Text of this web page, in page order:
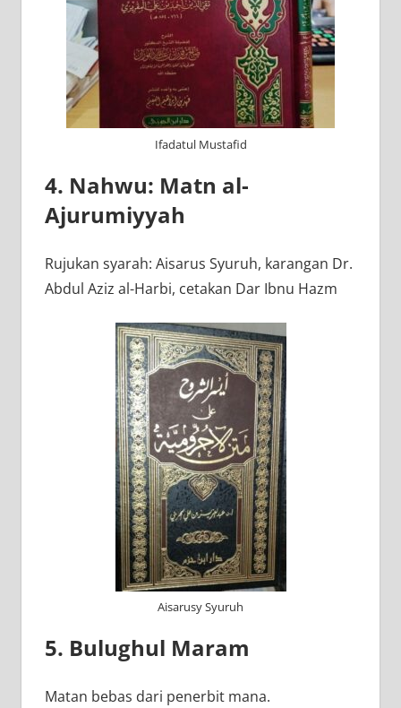
Ifadatul Mustafid
4. Nahwu: Matn al-
Ajurumiyyah
Rujukan syarah: Aisarus Syuruh, karangan Dr.
Abdul Aziz al-Harbi, cetakan Dar Ibnu Hazm
Aisarusy Syuruh
5. Bulughul Maram
Matan bebas dari penerbit mana.